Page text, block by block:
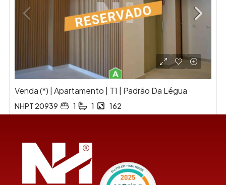
Venda (*) | Apartamento | T1 | Padrão Da Légua
NHPT 20939 1 1 162